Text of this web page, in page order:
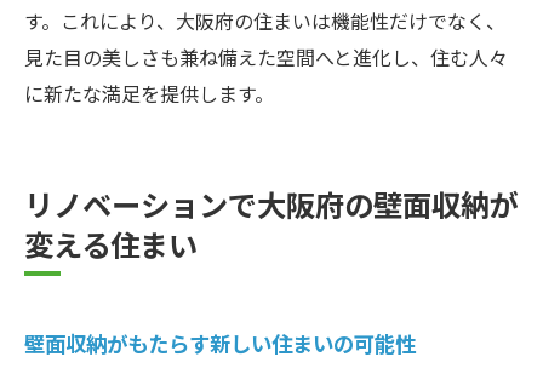
す。これにより、大阪府の住まいは機能性だけでなく、
見た目の美しさも兼ね備えた空間へと進化し、住む人々
に新たな満足を提供します。
リノベーションで大阪府の壁面収納が
変える住まい
壁面収納がもたらす新しい住まいの可能性